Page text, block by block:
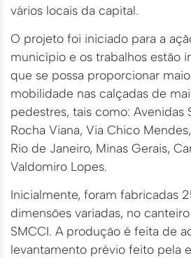
vários locais da capital.
O projeto foi iniciado para a
município e os trabalhos estão
que se possa proporcionar
mobilidade nas calçadas de
pedestres, tais como: Avenidas
Rocha Viana, Via Chico
Rio de Janeiro, Minas Gerais,
Valdomiro Lopes.
Inicialmente, foram fabricadas
dimensões variadas, no
SMCCI. A produção é feita de
levantamento prévio feito pela